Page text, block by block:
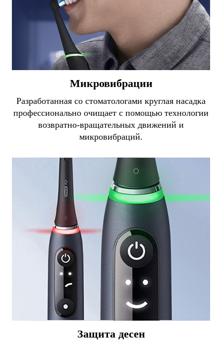
Микровибрации
Разработанная со стоматологами круглая насадка
профессионально очищает с помощью технологии
возвратно-вращательных движений и
микровибраций.
Защита десен